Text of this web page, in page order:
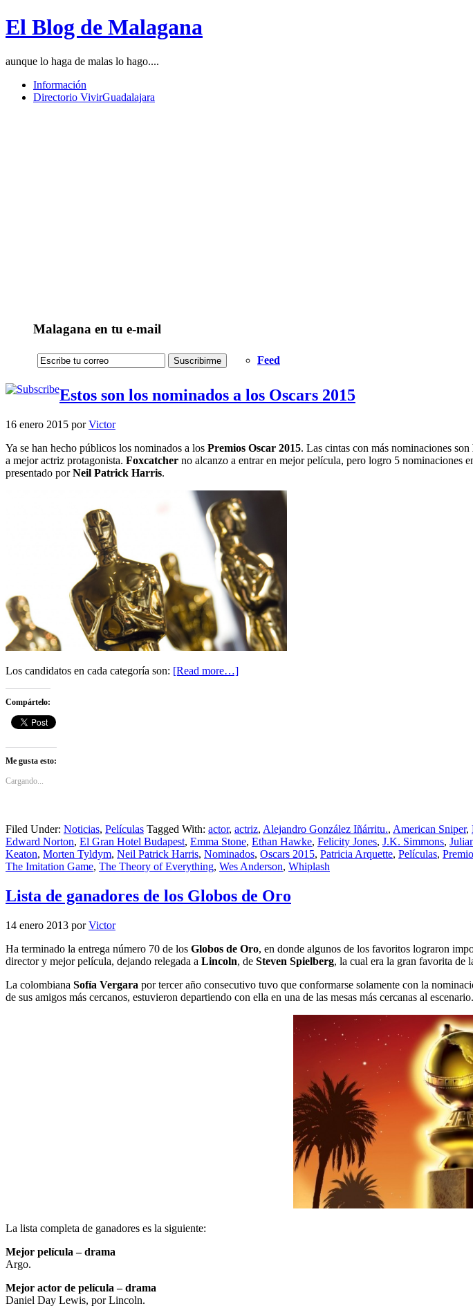
El Blog de Malagana
aunque lo haga de malas lo hago....
Información
Directorio VivirGuadalajara
Malagana en tu e-mail
Feed
Estos son los nominados a los Oscars 2015
16 enero 2015 porVictor
Ya se han hecho públicos los nominados a los Premios Oscar 2015. Las cintas con más nominaciones son
a mejor actriz protagonista. Foxcatcher no alcanzo a entrar en mejor película, pero logro 5 nominaciones
presentado porNeil Patrick Harris.
Los candidatos en cada categoría son: [Read more…]
Compártelo:
Me gusta esto:
Cargando...
Filed Under: Noticias, Películas Tagged With: actor, actriz, Alejandro González Iñárritu., American Sniper,
Edward Norton, El Gran Hotel Budapest, Emma Stone, Ethan Hawke, Felicity Jones, J.K. Simmons,
Keaton, Morten Tyldym, Neil Patrick Harris, Nominados, Oscars 2015, Patricia Arquette, Películas,
The Imitation Game, The Theory of Everything, Wes Anderson, Whiplash
Lista de ganadores de los Globos de Oro
14 enero 2013 porVictor
Ha terminado la entrega número 70 de los Globos de Oro, en donde algunos de los favoritos lograron
director y mejor película, dejando relegada a Lincoln, de Steven Spielberg, la cual era la gran favorita de
La colombiana Sofía Vergara por tercer año consecutivo tuvo que conformarse solamente con la
de sus amigos más cercanos, estuvieron departiendo con ella en una de las mesas más cercanas al escenario.
La lista completa de ganadores es la siguiente:
Mejor película – drama
Argo.
Mejor actor de película – drama
Daniel Day Lewis, por Lincoln.